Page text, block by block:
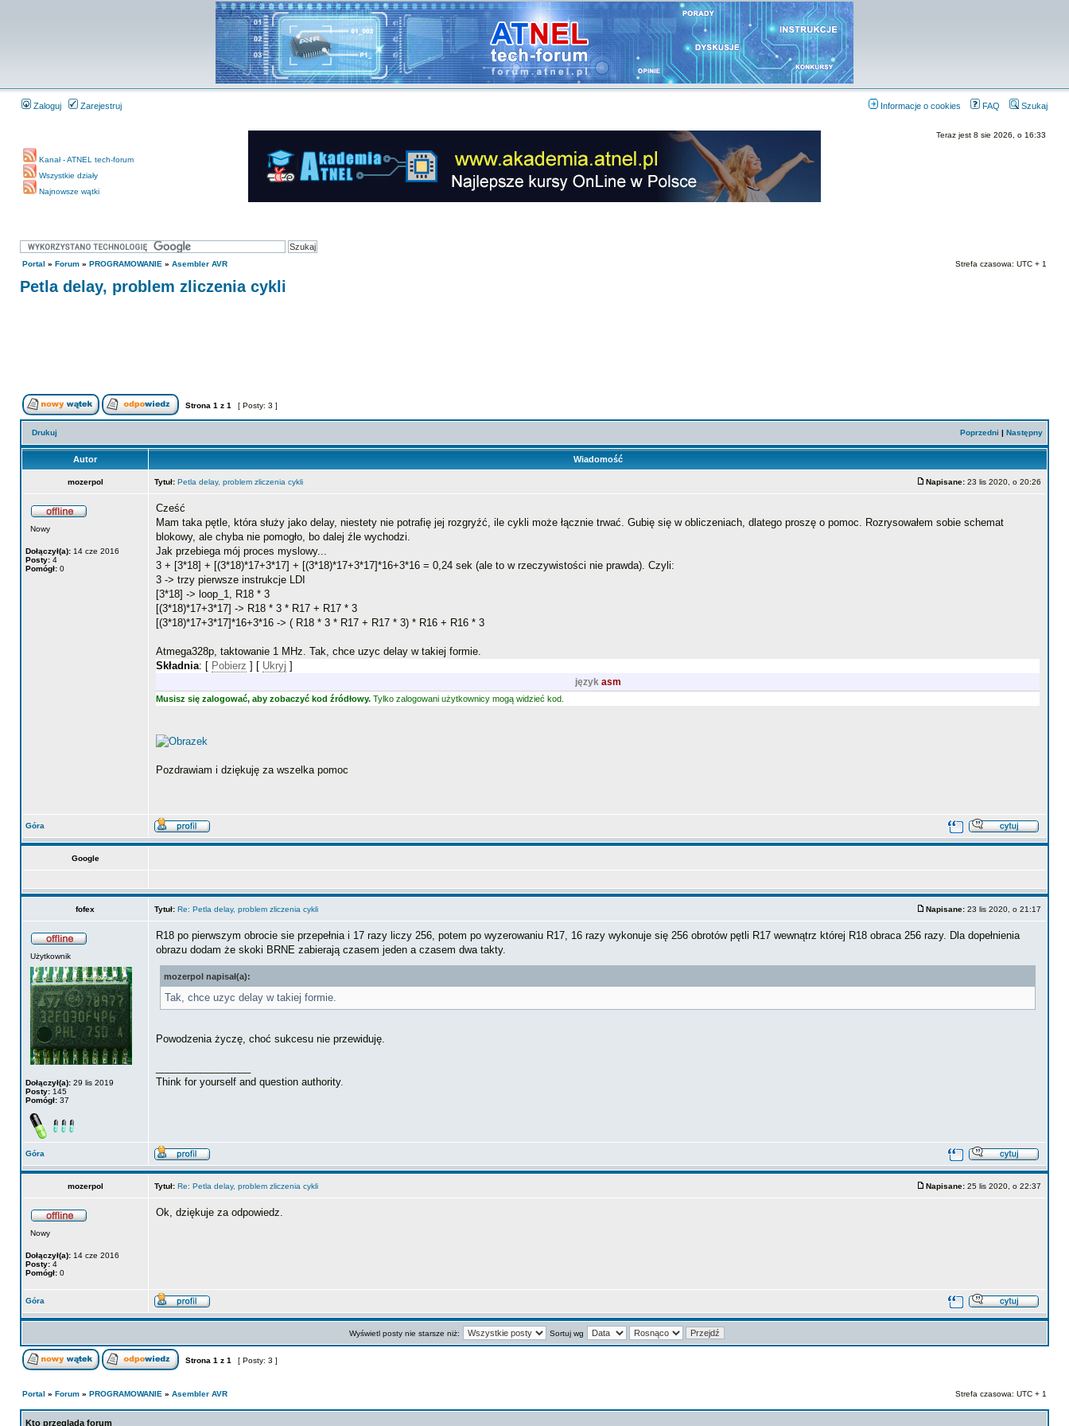
Zaloguj Zarejestruj Informacje o cookies FAQ Szukaj
Kanał - ATNEL tech-forum
Wszystkie działy
Najnowsze wątki
Teraz jest 8 sie 2026, o 16:33
Portal » Forum » PROGRAMOWANIE » Asembler AVR Strefa czasowa: UTC + 1
Petla delay, problem zliczenia cykli
Strona 1 z 1 [ Posty: 3 ]
Drukuj Poprzedni | Następny
Autor Wiadomość
mozerpol Tytuł: Petla delay, problem zliczenia cykli Napisane: 23 lis 2020, o 20:26
Nowy
Dołączył(a): 14 cze 2016
Posty: 4
Pomógł: 0
Cześć
Mam taka pętle, która służy jako delay, niestety nie potrafię jej rozgryźć, ile cykli może łącznie trwać. Gubię się w obliczeniach, dlatego proszę o pomoc. Rozrysowałem sobie schemat
blokowy, ale chyba nie pomogło, bo dalej źle wychodzi.
Jak przebiega mój proces myslowy...
3 + [3*18] + [(3*18)*17+3*17] + [(3*18)*17+3*17]*16+3*16 = 0,24 sek (ale to w rzeczywistości nie prawda). Czyli:
3 -> trzy pierwsze instrukcje LDI
[3*18] -> loop_1, R18 * 3
[(3*18)*17+3*17] -> R18 * 3 * R17 + R17 * 3
[(3*18)*17+3*17]*16+3*16 -> ( R18 * 3 * R17 + R17 * 3) * R16 + R16 * 3
Atmega328p, taktowanie 1 MHz. Tak, chce uzyc delay w takiej formie.
Składnia: [ Pobierz ] [ Ukryj ]
język asm
Musisz się zalogować, aby zobaczyć kod źródłowy. Tylko zalogowani użytkownicy mogą widzieć kod.
Pozdrawiam i dziękuję za wszelka pomoc
Góra
Google
fofex Tytuł: Re: Petla delay, problem zliczenia cykli Napisane: 23 lis 2020, o 21:17
Użytkownik
Dołączył(a): 29 lis 2019
Posty: 145
Pomógł: 37
R18 po pierwszym obrocie sie przepełnia i 17 razy liczy 256, potem po wyzerowaniu R17, 16 razy wykonuje się 256 obrotów pętli R17 wewnątrz której R18 obraca 256 razy. Dla dopełnienia
obrazu dodam że skoki BRNE zabierają czasem jeden a czasem dwa takty.
mozerpol napisał(a):
Tak, chce uzyc delay w takiej formie.
Powodzenia życzę, choć sukcesu nie przewiduję.
Think for yourself and question authority.
Góra
mozerpol Tytuł: Re: Petla delay, problem zliczenia cykli Napisane: 25 lis 2020, o 22:37
Nowy
Dołączył(a): 14 cze 2016
Posty: 4
Pomógł: 0
Ok, dziękuje za odpowiedz.
Góra
Wyświetl posty nie starsze niż: Sortuj wg
Strona 1 z 1 [ Posty: 3 ]
Portal » Forum » PROGRAMOWANIE » Asembler AVR Strefa czasowa: UTC + 1
Kto przegląda forum